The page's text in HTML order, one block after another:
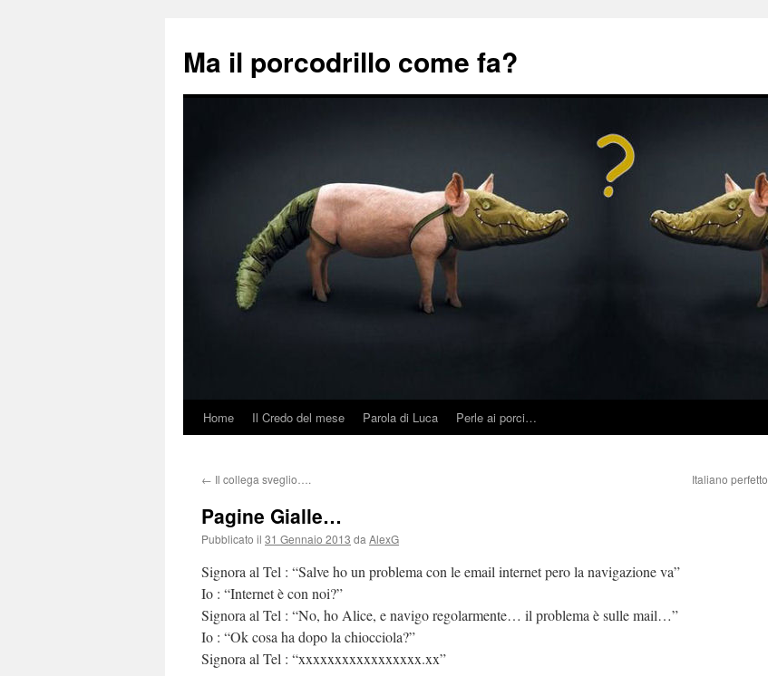
Ma il porcodrillo come fa?
Vai
contenuto
Home Il Credo del mese Parola di Luca Perle ai porci…
← Il collega sveglio…. Italiano perfetto
Pagine Gialle…
Pubblicato il 31 Gennaio 2013 da AlexG
Signora al Tel : “Salve ho un problema con le email internet pero la navigazione va”
Io : “Internet è con noi?”
Signora al Tel : “No, ho Alice, e navigo regolarmente… il problema è sulle mail…”
Io : “Ok cosa ha dopo la chiocciola?”
Signora al Tel : “xxxxxxxxxxxxxxxxx.xx”